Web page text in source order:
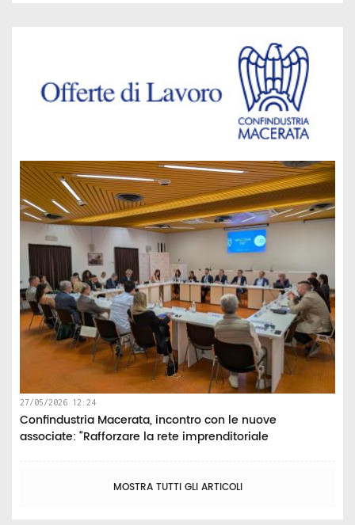
27/05/2026 12:24
Confindustria Macerata, incontro con le nuove
associate: “Rafforzare la rete imprenditoriale
MOSTRA TUTTI GLI ARTICOLI